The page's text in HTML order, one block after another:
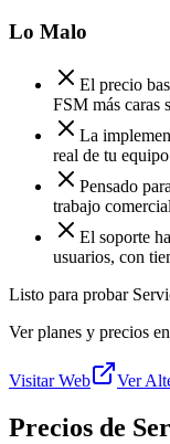
Lo Malo
El precio
FSM más caras
La
real de tu
Pensado
trabajo
El soporte
usuarios, con
Listo para probar
Ver planes y precios
Visitar Web Ver
Precios de